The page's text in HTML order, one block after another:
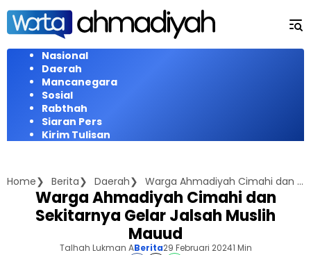
Langsung
konten
Nasional
Daerah
Mancanegara
Sosial
Rabthah
Siaran Pers
Kirim Tulisan
Home Berita Daerah Warga Ahmadiyah Cimahi dan Sekitarnya Gelar Jalsah Muslih Mauud
Warga Ahmadiyah Cimahi dan
Sekitarnya Gelar Jalsah Muslih
Mauud
Talhah Lukman ABerita29 Februari 20241 Min